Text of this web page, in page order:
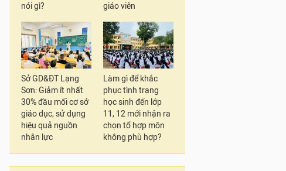
nói gì?
giáo viên
Sở GD&ĐT Lạng
Sơn: Giảm ít nhất
30% đầu mối cơ sở
giáo dục, sử dụng
hiệu quả nguồn
nhân lực
Làm gì để khắc
phục tình trạng
học sinh đến lớp
11, 12 mới nhận ra
chọn tổ hợp môn
không phù hợp?